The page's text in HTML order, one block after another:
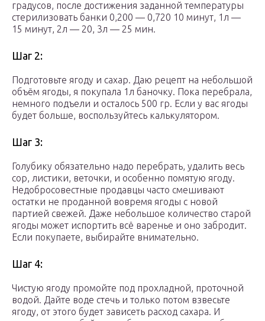
градусов, после достижения заданной температуры
стерилизовать банки 0,200 — 0,720 10 минут, 1л —
15 минут, 2л — 20, 3л — 25 мин.
Шаг 2:
Подготовьте ягоду и сахар. Даю рецепт на небольшой
объём ягоды, я покупала 1л баночку. Пока перебрала,
немного подъели и осталось 500 гр. Если у вас ягоды
будет больше, воспользуйтесь калькулятором.
Шаг 3:
Голубику обязательно надо перебрать, удалить весь
сор, листики, веточки, и особенно помятую ягоду.
Недобросовестные продавцы часто смешивают
остатки не проданной вовремя ягоды с новой
партией свежей. Даже небольшое количество старой
ягоды может испортить всё варенье и оно забродит.
Если покупаете, выбирайте внимательно.
Шаг 4:
Чистую ягоду промойте под прохладной, проточной
водой. Дайте воде стечь и только потом взвесьте
ягоду, от этого будет зависеть расход сахара. И